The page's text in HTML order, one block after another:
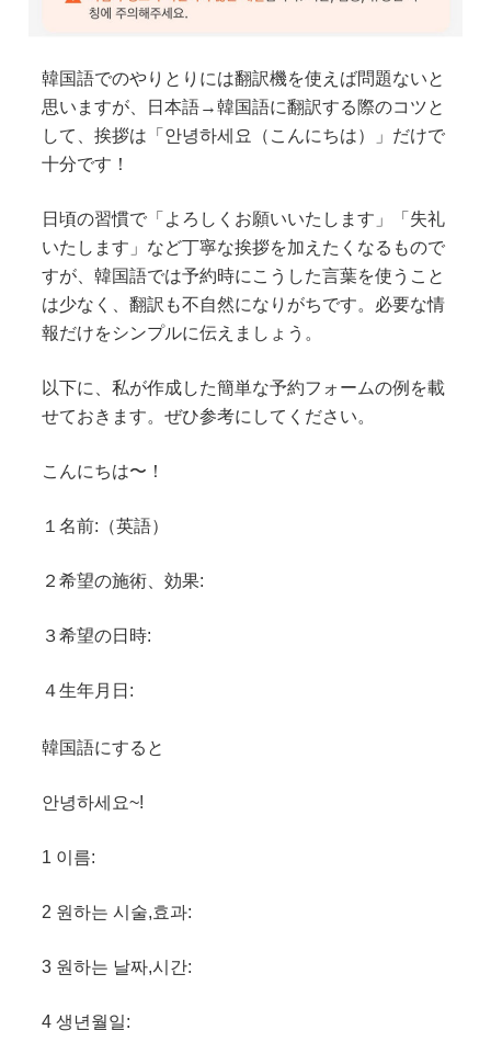
韓国語でのやりとりには翻訳機を使えば問題ないと
思いますが、日本語→韓国語に翻訳する際のコツと
して、挨拶は「안녕하세요（こんにちは）」だけで
十分です！
日頃の習慣で「よろしくお願いいたします」「失礼
いたします」など丁寧な挨拶を加えたくなるもので
すが、韓国語では予約時にこうした言葉を使うこと
は少なく、翻訳も不自然になりがちです。必要な情
報だけをシンプルに伝えましょう。
以下に、私が作成した簡単な予約フォームの例を載
せておきます。ぜひ参考にしてください。
こんにちは〜！
１名前:（英語）
２希望の施術、効果:
３希望の日時:
４生年月日:
韓国語にすると
안녕하세요~!
1 이름:
2 원하는 시술,효과:
3 원하는 날짜,시간:
4 생년월일: